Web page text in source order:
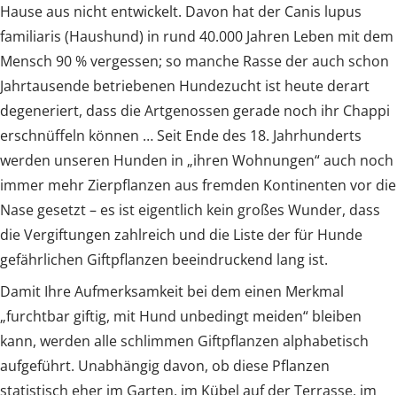
Hause aus nicht entwickelt. Davon hat der Canis lupus
familiaris (Haushund) in rund 40.000 Jahren Leben mit dem
Mensch 90 % vergessen; so manche Rasse der auch schon
Jahrtausende betriebenen Hundezucht ist heute derart
degeneriert, dass die Artgenossen gerade noch ihr Chappi
erschnüffeln können … Seit Ende des 18. Jahrhunderts
werden unseren Hunden in „ihren Wohnungen“ auch noch
immer mehr Zierpflanzen aus fremden Kontinenten vor die
Nase gesetzt – es ist eigentlich kein großes Wunder, dass
die Vergiftungen zahlreich und die Liste der für Hunde
gefährlichen Giftpflanzen beeindruckend lang ist.
Damit Ihre Aufmerksamkeit bei dem einen Merkmal
„furchtbar giftig, mit Hund unbedingt meiden“ bleiben
kann, werden alle schlimmen Giftpflanzen alphabetisch
aufgeführt. Unabhängig davon, ob diese Pflanzen
statistisch eher im Garten, im Kübel auf der Terrasse, im